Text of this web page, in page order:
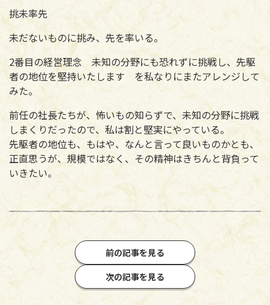
挑未率先
未だないものに挑み、先を率いる。
2番目の経営理念 未知の分野にも恐れずに挑戦し、先駆
者の地位を堅持いたします を私なりにまたアレンジして
みた。
前任の社長たちが、怖いもの知らずで、未知の分野に挑戦
しまくりだったので、私は割と堅実にやっている。
先駆者の地位も、もはや、なんと言って良いものかとも、
正直思うが、規模ではなく、その精神はきちんと背負って
いきたい。
前の記事を見る
次の記事を見る